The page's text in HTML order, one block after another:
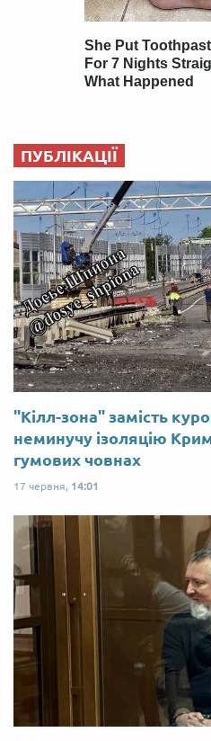
ПУБЛІКАЦІЇ
"Кілл-зона" замість
неминучу ізоляцію
гумових човнах
17 червня, 14:01